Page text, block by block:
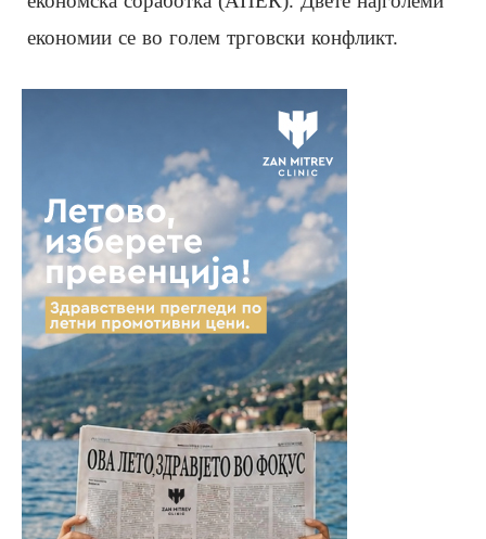
економии се во голем трговски конфликт.